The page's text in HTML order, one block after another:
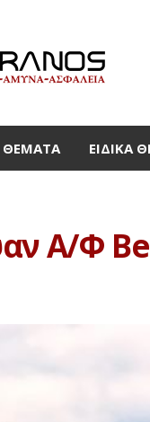
ΘΈΜΑΤΑ ΕΙΔΙΚΆ
Α/Φ